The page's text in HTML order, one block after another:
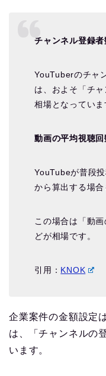
チャンネル登録
YouTuberのチャ
は、およそ「チ
相場となっていま
動画の平均視聴
YouTubeが普段
から算出する場合
この場合は「動
どが相場です。
引用： KNOK
企業案件の金額設定
は、「チャンネルの
います。